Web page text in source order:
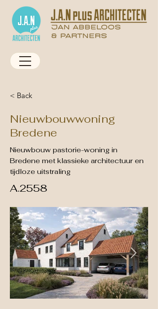
< Back
Nieuwbouwwoning
Bredene
Nieuwbouw pastorie-woning in
Bredene met klassieke architectuur en
tijdloze uitstraling
A.2558